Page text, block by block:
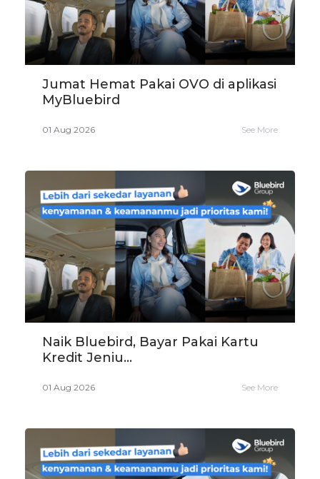
Jumat Hemat Pakai OVO di aplikasi
MyBluebird
01 Aug 2026 See More
Naik Bluebird, Bayar Pakai Kartu
Kredit Jeniu...
01 Aug 2026 See More